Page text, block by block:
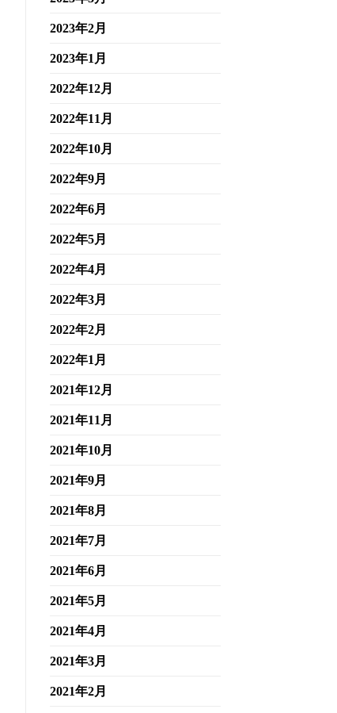
2023年2月
2023年1月
2022年12月
2022年11月
2022年10月
2022年9月
2022年6月
2022年5月
2022年4月
2022年3月
2022年2月
2022年1月
2021年12月
2021年11月
2021年10月
2021年9月
2021年8月
2021年7月
2021年6月
2021年5月
2021年4月
2021年3月
2021年2月